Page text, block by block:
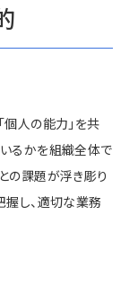
個人の能力」を共
るかを組織全体で
の課題が浮き彫り
握し、適切な業務